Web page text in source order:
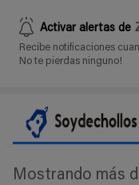
Activar alertas de
Recibe notificaciones
No te pierdas ninguno!
Mostrando más